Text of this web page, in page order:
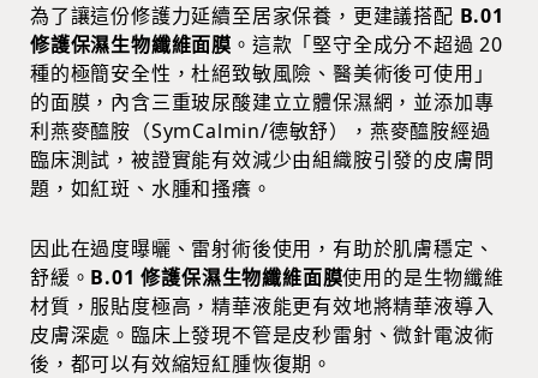
為了讓這份修護力延續至居家保養，更建議搭配 B.01
修護保濕生物纖維面膜 。這款「堅守全成分不超過 20
種的極簡安全性，杜絕致敏風險、醫美術後可使用」
的面膜，內含三重玻尿酸建立立體保濕網，並添加專
利燕麥醯胺（SymCalmin/德敏舒），燕麥醯胺經過
臨床測試，被證實能有效減少由組織胺引發的皮膚問
題，如紅斑、水腫和搔癢。
因此在過度曝曬、雷射術後使用，有助於肌膚穩定、
舒緩。 B.01 修護保濕生物纖維面膜使用的是生物纖維
材質，服貼度極高，精華液能更有效地將精華液導入
皮膚深處。臨床上發現不管是皮秒雷射、微針電波術
後，都可以有效縮短紅腫恢復期。